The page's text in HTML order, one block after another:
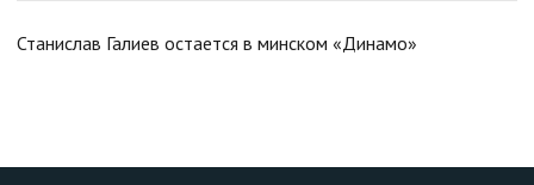
Станислав Галиев остается в минском «Динамо»